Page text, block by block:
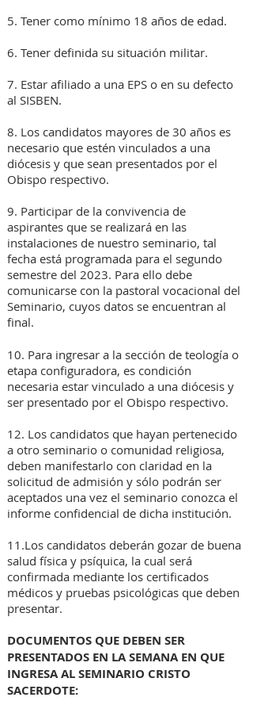
5. Tener como mínimo 18 años de edad.
6. Tener definida su situación militar.
7. Estar afiliado a una EPS o en su defecto
al SISBEN.
8. Los candidatos mayores de 30 años es
necesario que estén vinculados a una
diócesis y que sean presentados por el
Obispo respectivo.
9. Participar de la convivencia de
aspirantes que se realizará en las
instalaciones de nuestro seminario, tal
fecha está programada para el segundo
semestre del 2023. Para ello debe
comunicarse con la pastoral vocacional del
Seminario, cuyos datos se encuentran al
final.
10. Para ingresar a la sección de teología o
etapa configuradora, es condición
necesaria estar vinculado a una diócesis y
ser presentado por el Obispo respectivo.
12. Los candidatos que hayan pertenecido
a otro seminario o comunidad religiosa,
deben manifestarlo con claridad en la
solicitud de admisión y sólo podrán ser
aceptados una vez el seminario conozca el
informe confidencial de dicha institución.
11.Los candidatos deberán gozar de buena
salud física y psíquica, la cual será
confirmada mediante los certificados
médicos y pruebas psicológicas que deben
presentar.
DOCUMENTOS QUE DEBEN SER
PRESENTADOS EN LA SEMANA EN QUE
INGRESA AL SEMINARIO CRISTO
SACERDOTE: